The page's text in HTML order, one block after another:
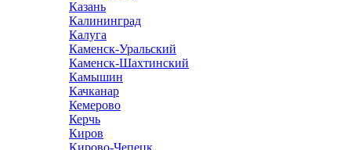
Казань
Калининград
Калуга
Каменск-Уральский
Каменск-Шахтинский
Камышин
Качканар
Кемерово
Керчь
Киров
Кирово-Чепецк